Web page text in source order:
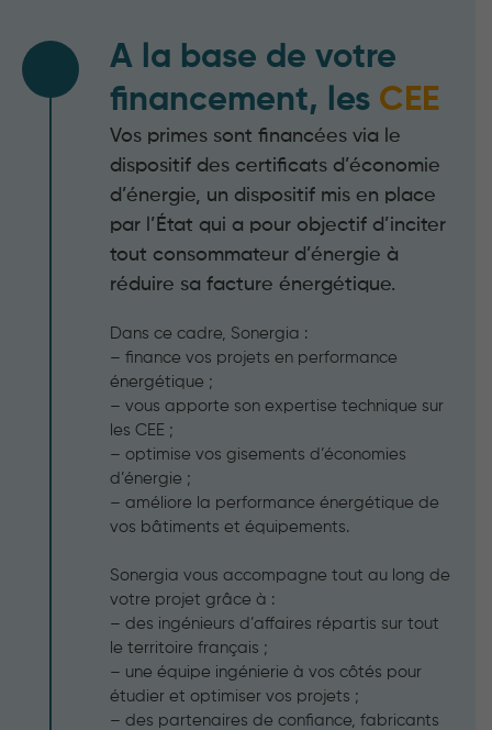
A la base de votre
financement, les CEE
Vos primes sont financées via le
dispositif des certificats d’économie
d’énergie, un dispositif mis en place
par l’État qui a pour objectif d’inciter
tout consommateur d’énergie à
réduire sa facture énergétique.
Dans ce cadre, Sonergia :
– finance vos projets en performance
énergétique ;
– vous apporte son expertise technique sur
les CEE ;
– optimise vos gisements d’économies
d’énergie ;
– améliore la performance énergétique de
vos bâtiments et équipements.
Sonergia vous accompagne tout au long de
votre projet grâce à :
– des ingénieurs d’affaires répartis sur tout
le territoire français ;
– une équipe ingénierie à vos côtés pour
étudier et optimiser vos projets ;
– des partenaires de confiance, fabricants